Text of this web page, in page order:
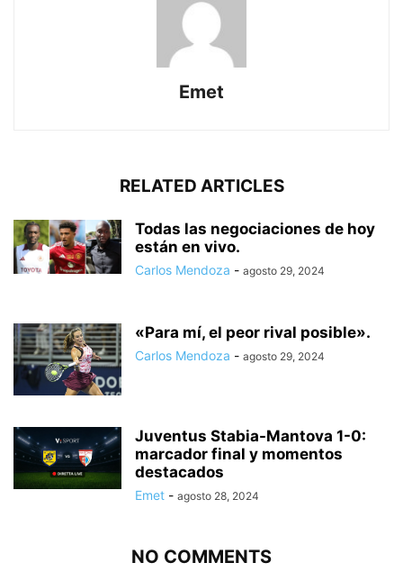
Emet
RELATED ARTICLES
Todas las negociaciones de hoy
están en vivo.
Carlos Mendoza - agosto 29, 2024
«Para mí, el peor rival posible».
Carlos Mendoza - agosto 29, 2024
Juventus Stabia-Mantova 1-0:
marcador final y momentos
destacados
Emet - agosto 28, 2024
NO COMMENTS